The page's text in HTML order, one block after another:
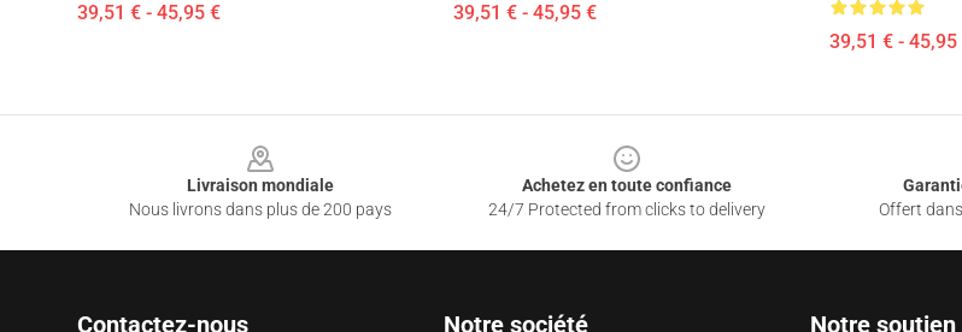
39,51 € - 45,95 € 39,51 € - 45,95 €
39,51 € - 45,95
Livraison mondiale
Nous livrons dans plus de 200 pays
Achetez en toute confiance
24/7 Protected from clicks to delivery
Offert
Contactez-nous Notre société Notre soutien